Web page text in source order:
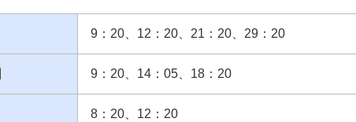
9：20、12：20、21：20、29：20
9：20、14：05、18：20
8：20、12：20